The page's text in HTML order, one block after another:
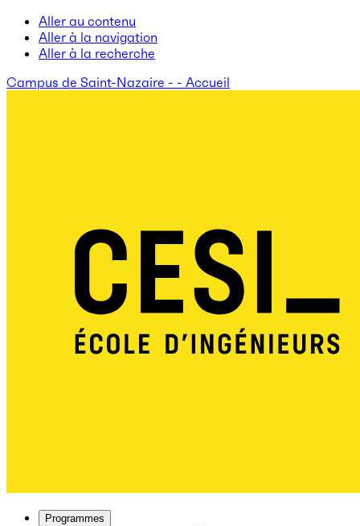
Aller au contenu
Aller à la navigation
Aller à la recherche
Campus de Saint-Nazaire - - Accueil
Programmes